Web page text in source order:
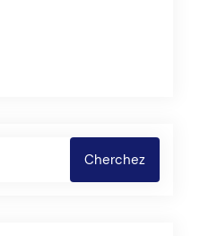
Cherchez